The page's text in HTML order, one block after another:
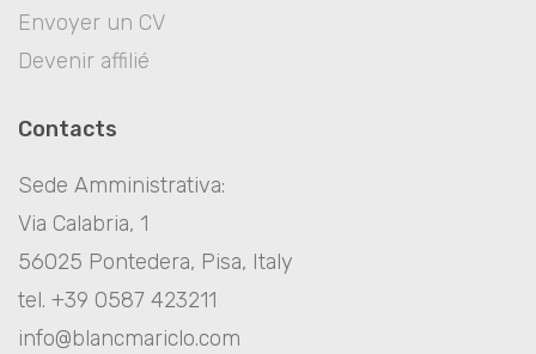
Envoyer un CV
Devenir affilié
Contacts
Sede Amministrativa:
Via Calabria, 1
56025 Pontedera, Pisa, Italy
tel. +39 0587 423211
info@blancmariclo.com